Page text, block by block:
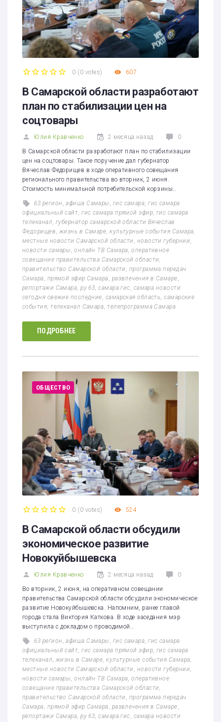
0 (0 votes) 607
В Самарской области разработают
план по стабилизации цен на
соцтовары
Юлия Кравченко 2 месяца назад 0
В Самарской области разработают план по стабилизации
цен на соцтовары. Такое поручение дал губернатор
Вячеслав Федорищев в ходе оперативного совещания
регионального правительства во вторник, 2 июня.
Стоимость минимальной потребительской корзины…
63 регион ,афиша Самары гис самара ,гис самара
официальный сайт ,гис самара прямой эфир гис самара
телеканал губернатор самарской области Вячеслав
Федорищев
жизнь в Самаре ,культурные события Самара
местные новости Самарской области
новости губернии
новости самары ,онлайн ТВ Самара ,оперативное
совещание правительства Самарской области
правительство Самарской области
программа передач
Самара прямой эфир Самара развлечения в Самаре
репортажи Самара ,ру 63 ,самара гис самара новости
сегодня свежие последние самарская область ,самарские
события ,телеканал Самара ,телепрограмма Самара
ПОДРОБНЕЕ
ОБЩЕСТВО
0 (0 votes) 524
В Самарской области обсудили
экономическое развитие
Новокуйбышевска
Юлия Кравченко 2 месяца назад 0
Во вторник, 2 июня, на оперативном совещании
правительства Самарской области обсудили экономическое
развитие Новокуйбышевска. Напомним, ранее главой
города стала Виктория Каткова. В ходе заседания мэр
выступила с докладом о проводимой…
63 регион ,афиша Самары , гис самара,гис самара
официальный сайт,гис самара прямой эфир, гис самара
телеканал, жизнь в Самаре,культурные события Самара,
местные новости Самарской области , новости губернии,
новости самары,онлайн ТВ Самара,оперативное
совещание правительства Самарской области,
правительство Самарской области , программа передач
Самара, прямой эфир Самара, развлечения в Самаре,
репортажи Самара,ру 63,самара гис, самара новости